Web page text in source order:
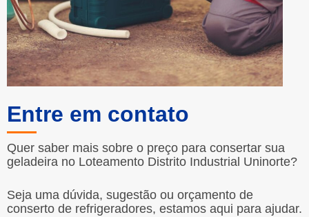
Entre em contato
Quer saber mais sobre o preço para consertar sua
geladeira no Loteamento Distrito Industrial Uninorte?
Seja uma dúvida, sugestão ou orçamento de
conserto de refrigeradores, estamos aqui para ajudar.